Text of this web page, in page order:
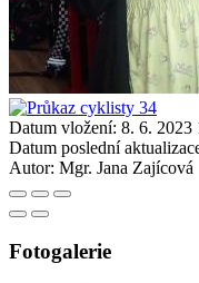
Datum vložení: 8. 6. 2023
Datum poslední
Autor: Mgr. Jana Zajícová
Fotogalerie